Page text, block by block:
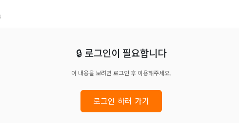
🔒 로그인이 필요합니다
이 내용을 보려면 로그인 후 이용해주세요.
로그인 하러 가기